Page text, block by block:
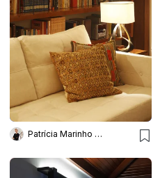
Patrícia Marinho Arquitetura